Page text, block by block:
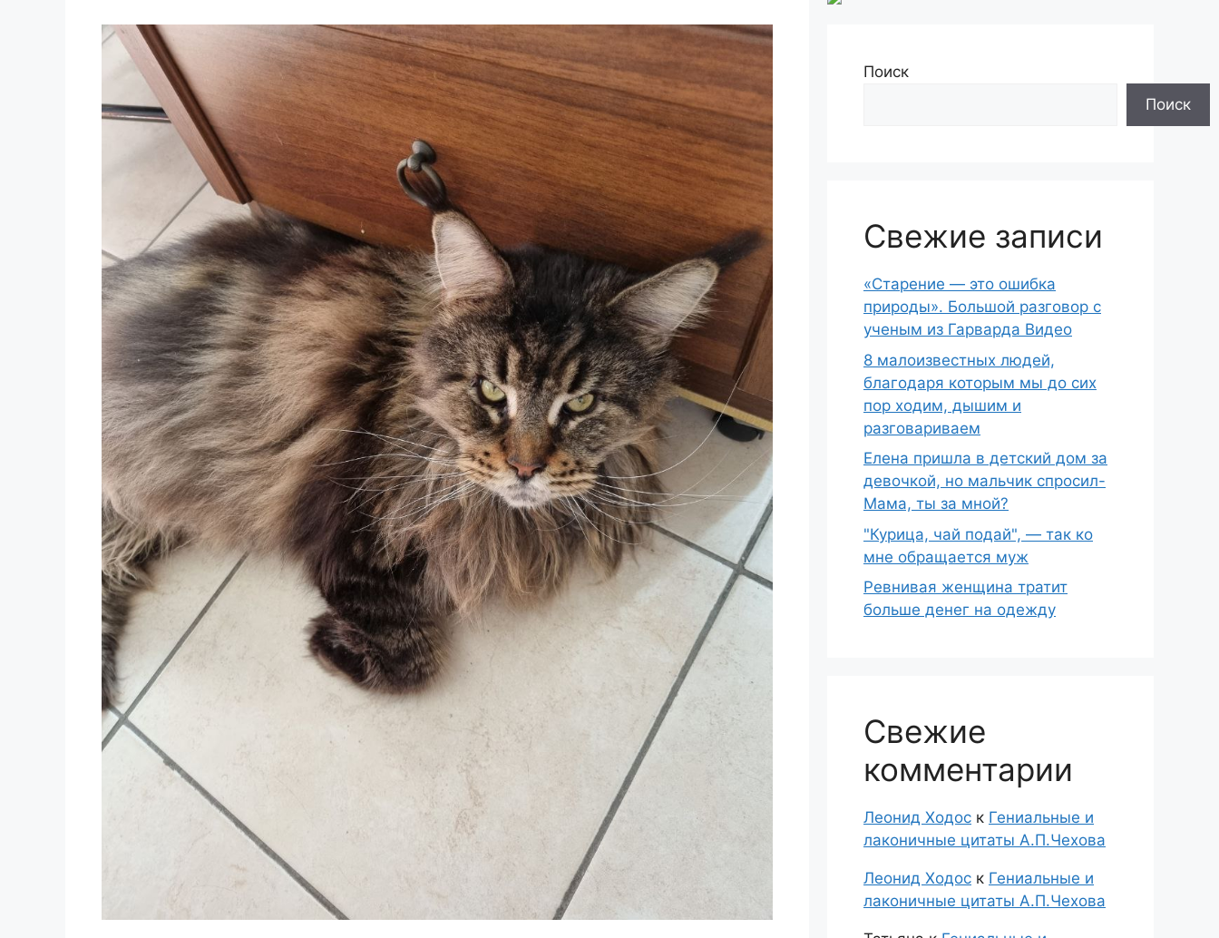
Поиск
Поиск
Свежие записи
«Старение — это ошибка
природы». Большой разговор с
ученым из Гарварда Видео
8 малоизвестных людей,
благодаря которым мы до сих
пор ходим, дышим и
разговариваем
Елена пришла в детский дом за
девочкой, но мальчик спросил-
Мама, ты за мной?
"Курица, чай подай", — так ко
мне обращается муж
Ревнивая женщина тратит
больше денег на одежду
Свежие
комментарии
Леонид Ходос к Гениальные и
лаконичные цитаты А.П.Чехова
Леонид Ходос к Гениальные и
лаконичные цитаты А.П.Чехова